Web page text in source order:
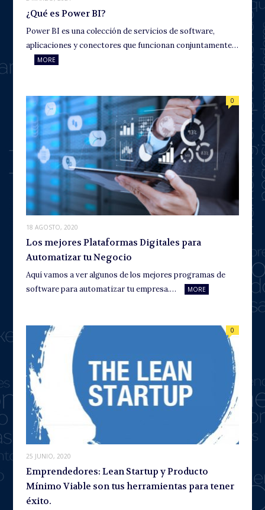
¿Qué es Power BI?
Power BI es una colección de servicios de software,
aplicaciones y conectores que funcionan conjuntamente…
MORE
18 AGOSTO, 2020
0
Los mejores Plataformas Digitales para
Automatizar tu Negocio
Aquí vamos a ver algunos de los mejores programas de
software para automatizar tu empresa.…
MORE
25 JUNIO, 2020
0
Emprendedores: Lean Startup y Producto
Mínimo Viable son tus herramientas para tener
éxito.